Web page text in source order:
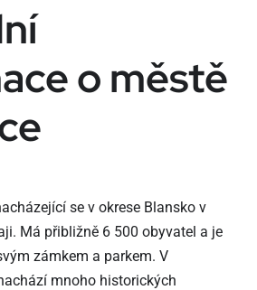
o městě
se v okrese Blansko v
Má přibližně 6 500 obyvatel a je
zámkem a parkem. V
mnoho historických